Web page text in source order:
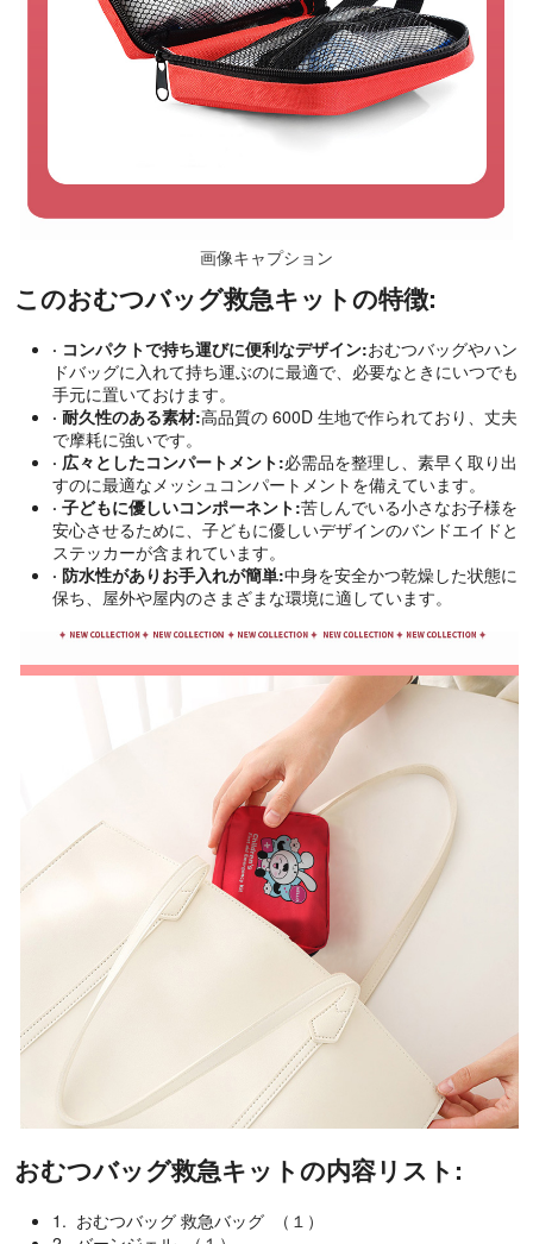
画像キャプション
このおむつバッグ救急キットの特徴:
· コンパクトで持ち運びに便利なデザイン:おむつバッグやハン
ドバッグに入れて持ち運ぶのに最適で、必要なときにいつでも
手元に置いておけます。
· 耐久性のある素材:高品質の 600D 生地で作られており、丈夫
で摩耗に強いです。
· 広々としたコンパートメント:必需品を整理し、素早く取り出
すのに最適なメッシュコンパートメントを備えています。
· 子どもに優しいコンポーネント:苦しんでいる小さなお子様を
安心させるために、子どもに優しいデザインのバンドエイドと
ステッカーが含まれています。
· 防水性がありお手入れが簡単:中身を安全かつ乾燥した状態に
保ち、屋外や屋内のさまざまな環境に適しています。
おむつバッグ救急キットの内容リスト:
1. おむつバッグ 救急バッグ （１）